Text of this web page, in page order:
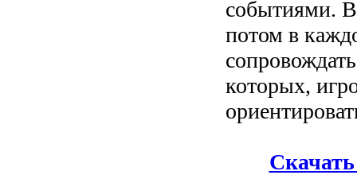
событиями.
потом в
которых,